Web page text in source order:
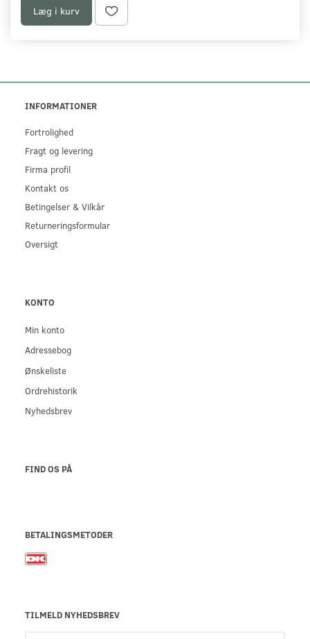
Læg i kurv
INFORMATIONER
Fortrolighed
Fragt og levering
Firma profil
Kontakt os
Betingelser & Vilkår
Returneringsformular
Oversigt
KONTO
Min konto
Adressebog
Ønskeliste
Ordrehistorik
Nyhedsbrev
FIND OS PÅ
BETALINGSMETODER
TILMELD NYHEDSBREV